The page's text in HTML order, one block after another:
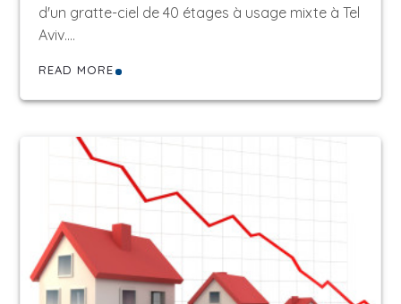
d'un gratte-ciel de 40 étages à usage mixte à Tel
Aviv.…
READ MORE